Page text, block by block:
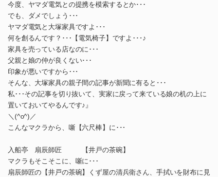
今度、ヤマダ電気との提携を模索するとか･･･
でも、ダメでしょう･･･
ヤマダ電気と大塚家具ですよ･･･
何を創るんです？･･･【電気椅子】ですよ･･･♪
家具を売っている店なのに･･･
父親と娘の仲が良くない･･･
印象が悪いですから･･･
そんな、大塚家具の親子間の記事が新聞に有ると･･･
私･･･その記事を切り抜いて、実家に戻って来ている娘の机の上に
置いておいてやるんです♪』
＼(^o^)／
こんなマクラから、噺【六尺棒】に･･･
入船亭 扇辰師匠 【井戸の茶碗】
マクラもそこそこに、噺に･･･
扇辰師匠の【井戸の茶碗】くず屋の清兵衛さん、手拭いを財布に見